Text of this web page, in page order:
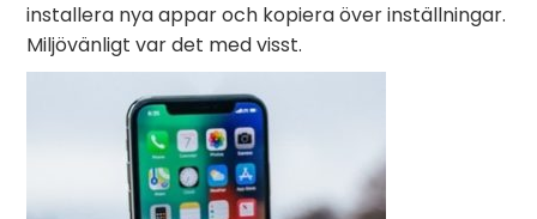
installera nya appar och kopiera över inställningar.
Miljövänligt var det med visst.